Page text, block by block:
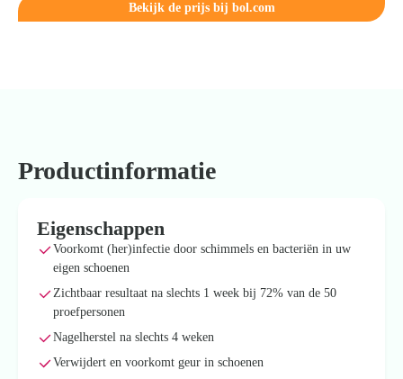
Bekijk de prijs bij bol.com
Productinformatie
Eigenschappen
Voorkomt (her)infectie door schimmels en bacteriën in uw
eigen schoenen
Zichtbaar resultaat na slechts 1 week bij 72% van de 50
proefpersonen
Nagelherstel na slechts 4 weken
Verwijdert en voorkomt geur in schoenen